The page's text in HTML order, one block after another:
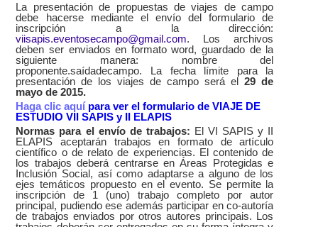
La presentación de propuestas de viajes de campo
debe hacerse mediante el envío del formulario de
inscripción a la dirección:
viisapis.eventosecampo@gmail.com. Los archivos
deben ser enviados en formato word, guardado de la
siguiente manera: nombre del
proponente.saídadecampo. La fecha límite para la
presentación de los viajes de campo será el29 de
mayo de 2015.
Haga clic aquípara ver el formulario deVIAJE DE
ESTUDIO VII SAPIS y II ELAPIS
Normas para el envío de trabajos: El VI SAPIS y II
ELAPIS aceptarán trabajos en formato de artículo
científico o de relato de experiencias. El contenido de
los trabajos deberá centrarse en Áreas Protegidas e
Inclusión Social, así como adaptarse a alguno de los
ejes temáticos propuesto en el evento. Se permite la
inscripción de 1 (uno) trabajo completo por autor
principal, pudiendo ese además participar en co-autoría
de trabajos enviados por otros autores principais. Los